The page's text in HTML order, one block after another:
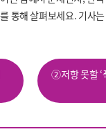
통해 살펴보세요. 기사는
②저항 못할 ‘